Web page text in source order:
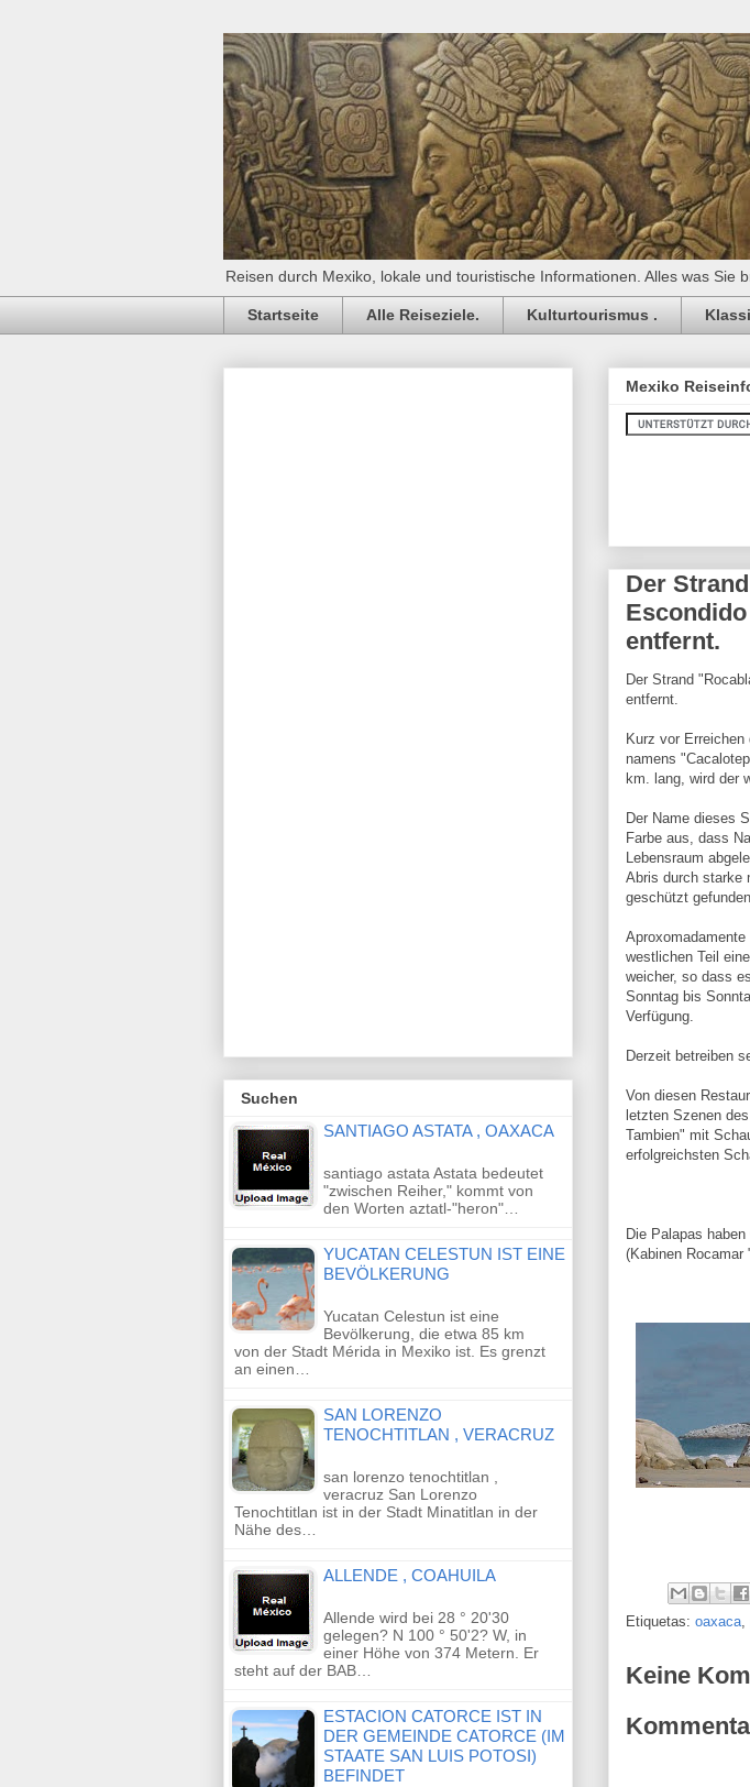
Reisen durch Mexiko, lokale und touristische Informationen. Alles was Sie
Startseite Alle Reiseziele. Kulturtourismus .
Mexiko
Der
entfernt.
Der Strand
entfernt.
Kurz vor
namens
km. lang, wird der
Der Name dieses
Farbe aus, dass
Lebensraum
Abris durch starke
geschützt
westlichen Teil
weicher, so dass
Sonntag bis
Verfügung.
Derzeit betreiben
Von diesen
letzten Szenen
Tambien" mit
erfolgreichsten
Die Palapas
(Kabinen Rocamar
Etiquetas: oaxaca,
Keine
Suchen
SANTIAGO ASTATA , OAXACA
santiago astata Astata bedeutet
"zwischen Reiher," kommt von
den Worten aztatl-"heron"…
YUCATAN CELESTUN IST EINE
BEVÖLKERUNG
Yucatan Celestun ist eine
Bevölkerung, die etwa 85 km
von der Stadt Mérida in Mexiko ist. Es grenzt
an einen…
SAN LORENZO
TENOCHTITLAN , VERACRUZ
san lorenzo tenochtitlan ,
veracruz San Lorenzo
Tenochtitlan ist in der Stadt Minatitlan in der
Nähe des…
ALLENDE , COAHUILA
Allende wird bei 28 ° 20'30
gelegen? N 100 ° 50'2? W, in
einer Höhe von 374 Metern. Er
steht auf der BAB…
ESTACION CATORCE IST IN
DER GEMEINDE CATORCE (IM
STAATE SAN LUIS POTOSI)
BEFINDET